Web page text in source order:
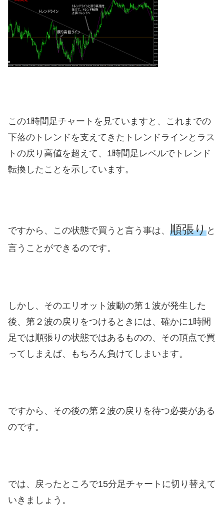
この1時間足チャートを見ていますと、これまでの
下落のトレンドを支えてきたトレンドラインとラス
トの戻り高値を超えて、1時間足レベルでトレンド
転換したことを示しています。
ですから、この状態で買うと言う事は、 順張りと
言うことができるのです。
しかし、そのエリオット波動の第１波が発生した
後、第２波の戻りをつけるときには、確かに1時間
足では順張りの状態ではあるものの、その頂点で買
ってしまえば、もちろん負けてしまいます。
ですから、その後の第２波の戻りを待つ必要がある
のです。
では、戻ったところで15分足チャートに切り替えて
いきましょう。